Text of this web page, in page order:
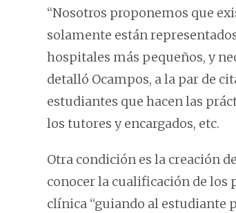
“Nosotros proponemos que
solamente están
hospitales más pequeños, y
detalló Ocampos, a la par de
estudiantes que hacen las
los tutores y encargados, etc.
Otra condición es la creación
conocer la cualificación de los
clínica “guiando al estudiante